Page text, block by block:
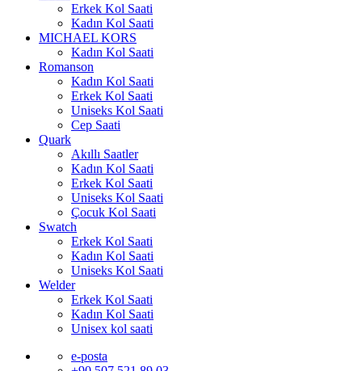
Erkek Kol Saati
Kadın Kol Saati
MICHAEL KORS
Kadın Kol Saati
Romanson
Kadın Kol Saati
Erkek Kol Saati
Uniseks Kol Saati
Cep Saati
Quark
Akıllı Saatler
Kadın Kol Saati
Erkek Kol Saati
Uniseks Kol Saati
Çocuk Kol Saati
Swatch
Erkek Kol Saati
Kadın Kol Saati
Uniseks Kol Saati
Welder
Erkek Kol Saati
Kadın Kol Saati
Unisex kol saati
e-posta